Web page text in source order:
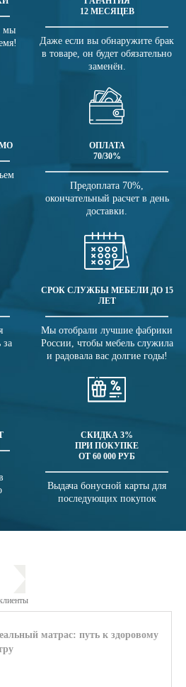
мы
12 МЕСЯЦЕВ
Даже если вы обнаружите брак
в товаре, он будет обязательно
заменён.
ОПЛАТА
70/30%
Предоплата 70%,
окончательный расчет в день
доставки.
за
СРОК СЛУЖБЫ МЕБЕЛИ ДО 15
ЛЕТ
Мы отобрали лучшие фабрики
России, чтобы мебель служила
и радовала вас долгие годы!
СКИДКА 3%
ПРИ ПОКУПКЕ
ОТ 60 000 РУБ
Выдача бонусной карты для
последующих покупок
матрас: путь к здоровому